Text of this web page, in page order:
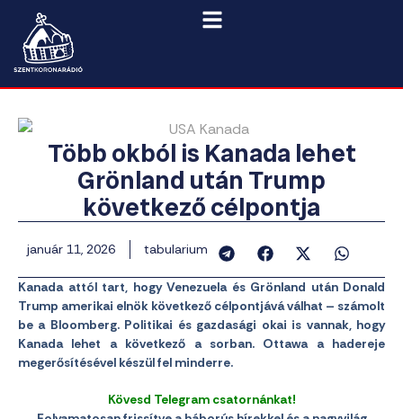
Több okból is Kanada lehet
Grönland után Trump
következő célpontja
január 11, 2026 tabularium
Kanada attól tart, hogy Venezuela és Grönland után Donald
Trump amerikai elnök következő célpontjává válhat – számolt
be a Bloomberg. Politikai és gazdasági okai is vannak, hogy
Kanada lehet a következő a sorban. Ottawa a hadereje
megerősítésével készül fel minderre.
Kövesd Telegram csatornánkat!